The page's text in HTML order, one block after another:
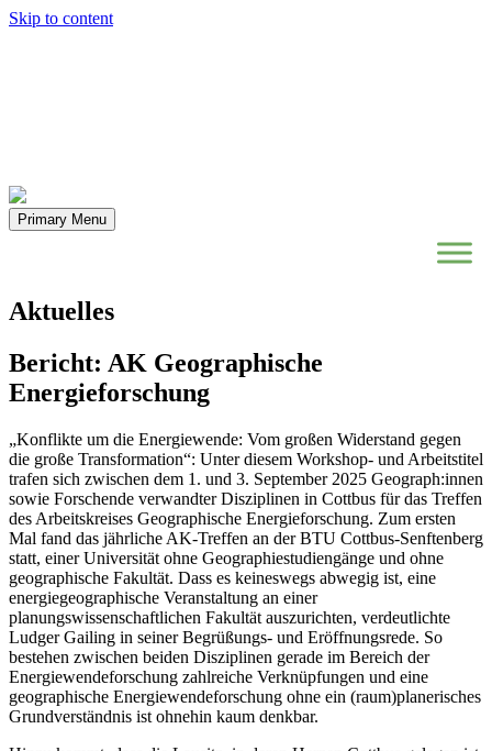
Skip to content
Primary Menu
Aktuelles
Bericht: AK Geographische
Energieforschung
„Konflikte um die Energiewende: Vom großen Widerstand gegen
die große Transformation“: Unter diesem Workshop- und Arbeitstitel
trafen sich zwischen dem 1. und 3. September 2025 Geograph:innen
sowie Forschende verwandter Disziplinen in Cottbus für das Treffen
des Arbeitskreises Geographische Energieforschung. Zum ersten
Mal fand das jährliche AK-Treffen an der BTU Cottbus-Senftenberg
statt, einer Universität ohne Geographiestudiengänge und ohne
geographische Fakultät. Dass es keineswegs abwegig ist, eine
energiegeographische Veranstaltung an einer
planungswissenschaftlichen Fakultät auszurichten, verdeutlichte
Ludger Gailing in seiner Begrüßungs- und Eröffnungsrede. So
bestehen zwischen beiden Disziplinen gerade im Bereich der
Energiewendeforschung zahlreiche Verknüpfungen und eine
geographische Energiewendeforschung ohne ein (raum)planerisches
Grundverständnis ist ohnehin kaum denkbar.